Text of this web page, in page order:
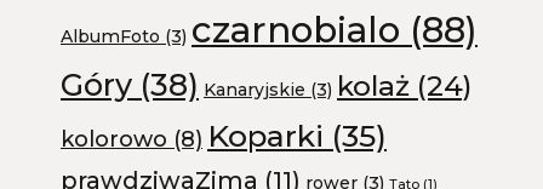
AlbumFoto (3) czarnobialo (88)
Góry (38) Kanaryjskie (3) kolaż (24)
kolorowo (8) Koparki (35)
prawdziwaZima (11) rower (3) Tato (1)